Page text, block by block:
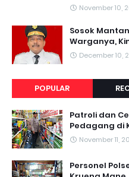
November 10,
Sosok
Warganya,
December 10,
POPULAR
Patroli dan
Pedagang di
November 11,
Personel